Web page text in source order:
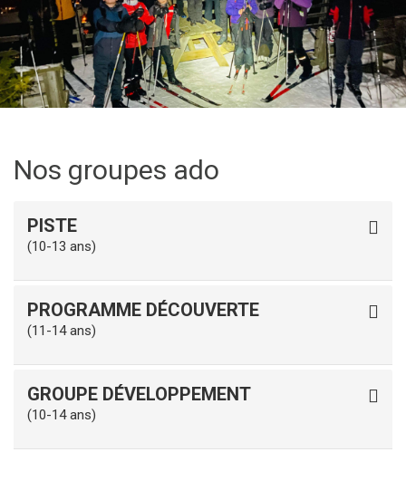
Nos groupes ado
PISTE
(10-13 ans)
PROGRAMME DÉCOUVERTE
(11-14 ans)
GROUPE DÉVELOPPEMENT
(10-14 ans)